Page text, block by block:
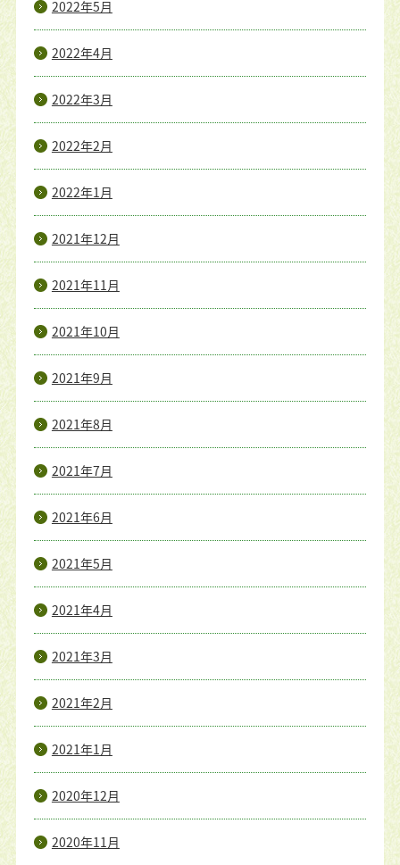
2022年5月
2022年4月
2022年3月
2022年2月
2022年1月
2021年12月
2021年11月
2021年10月
2021年9月
2021年8月
2021年7月
2021年6月
2021年5月
2021年4月
2021年3月
2021年2月
2021年1月
2020年12月
2020年11月